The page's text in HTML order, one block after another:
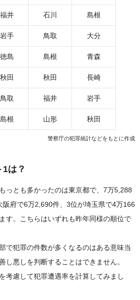
福井 石川 島根
岩手 鳥取 大分
徳島 島根 青森
秋田 秋田 長崎
鳥取 福井 岩手
島根 山形 秋田
警察庁の犯罪統計などをもとに作成
は？
っとも多かったのは東京都で、7万5,288
阪府で6万2,690件、3位が埼玉県で4万166
す。こちらはいずれも昨年同様の順位で
で犯罪の件数が多くなるのはある意味当
し悪しを判断することはできません。
考慮して犯罪遭遇率を計算してみまし